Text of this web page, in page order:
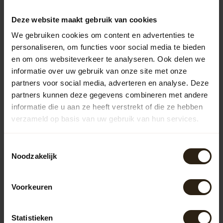
Deze website maakt gebruik van cookies
We gebruiken cookies om content en advertenties te
personaliseren, om functies voor social media te bieden
en om ons websiteverkeer te analyseren. Ook delen we
informatie over uw gebruik van onze site met onze
partners voor social media, adverteren en analyse. Deze
partners kunnen deze gegevens combineren met andere
informatie die u aan ze heeft verstrekt of die ze hebben
verzameld op basis van uw gebruik van hun services.
Noodzakelijk
Voorkeuren
Statistieken
Vragen over dit product?
Neem gerust contact op met onze klantenservice op
info@barrelatelier.nl of038 - 3760185. We helpen je graag!
Recent bekeken